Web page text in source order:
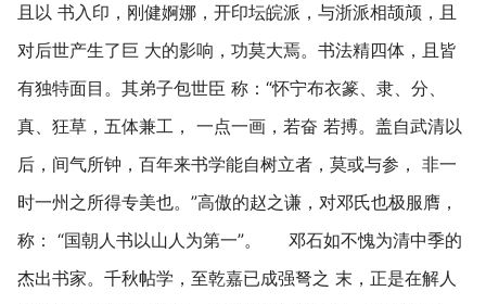
且以 书入印，刚健婀娜，开印坛皖派，与浙派相颉颃，且
对后世产生了巨 大的影响，功莫大焉。书法精四体，且皆
有独特面目。其弟子包世臣 称：“怀宁布衣篆、隶、分、
真、狂草，五体兼工， 一点一画，若奋 若搏。盖自武清以
后，间气所钟，百年来书学能自树立者，莫或与参， 非一
时一州之所得专美也。”高傲的赵之谦，对邓氏也极服膺，
称： “国朝人书以山人为第一”。 邓石如不愧为清中季的
杰出书家。千秋帖学，至乾嘉已成强弩之 末，正是在解人